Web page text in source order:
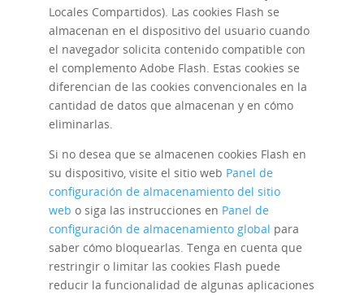
Locales Compartidos). Las cookies Flash se
almacenan en el dispositivo del usuario cuando
el navegador solicita contenido compatible con
el complemento Adobe Flash. Estas cookies se
diferencian de las cookies convencionales en la
cantidad de datos que almacenan y en cómo
eliminarlas.
Si no desea que se almacenen cookies Flash en
su dispositivo, visite el sitio web Panel de
configuración de almacenamiento del sitio
web o siga las instrucciones en Panel de
configuración de almacenamiento global para
saber cómo bloquearlas. Tenga en cuenta que
restringir o limitar las cookies Flash puede
reducir la funcionalidad de algunas aplicaciones